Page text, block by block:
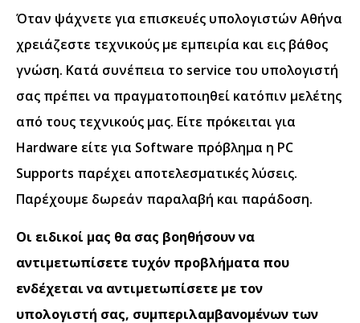
Όταν ψάχνετε για επισκευές υπολογιστών Αθήνα
χρειάζεστε τεχνικούς με εμπειρία και εις βάθος
γνώση. Κατά συνέπεια το service του υπολογιστή
σας πρέπει να πραγματοποιηθεί κατόπιν μελέτης
από τους τεχνικούς μας. Είτε πρόκειται για
Hardware είτε για Software πρόβλημα η PC
Supports παρέχει αποτελεσματικές λύσεις.
Παρέχουμε δωρεάν παραλαβή και παράδοση.
Οι ειδικοί μας θα σας βοηθήσουν να
αντιμετωπίσετε τυχόν προβλήματα που
ενδέχεται να αντιμετωπίσετε με τον
υπολογιστή σας, συμπεριλαμβανομένων των